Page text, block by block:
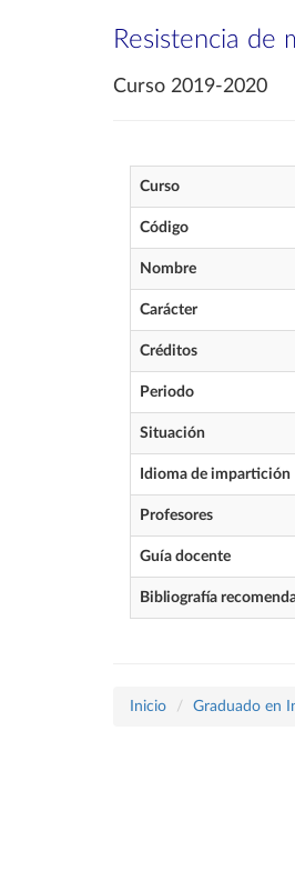
Resistencia de
Curso 2019-2020
Curso
Código
Nombre
Carácter
Créditos
Periodo
Situación
Idioma de impartición
Profesores
Guía docente
Bibliografía
Inicio Graduado en